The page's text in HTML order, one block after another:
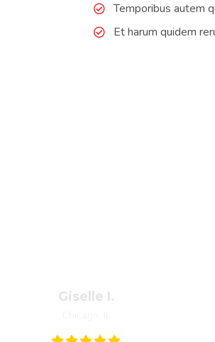
Temporibus autem
Et harum quidem
Giselle I.